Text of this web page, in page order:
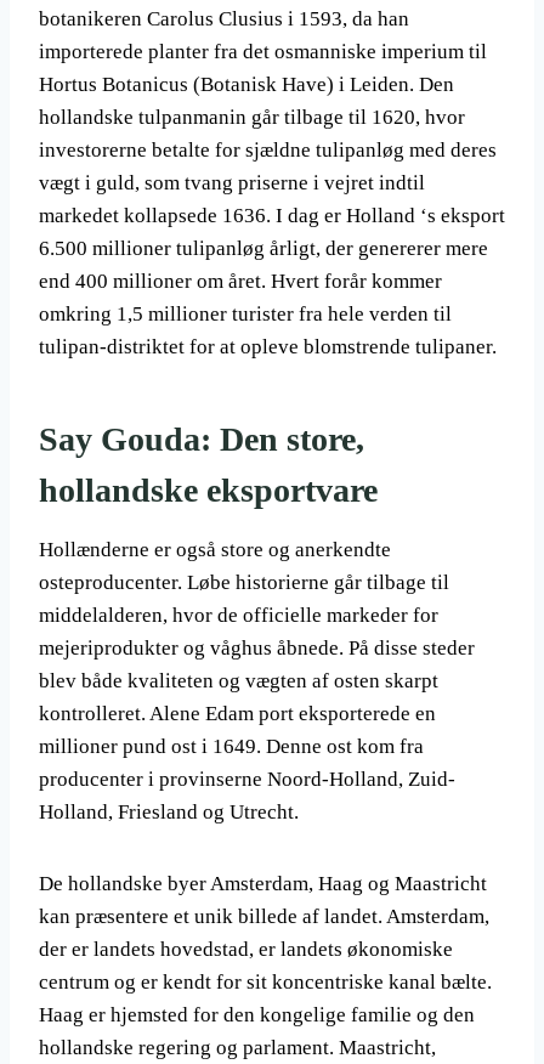
botanikeren Carolus Clusius i 1593, da han
importerede planter fra det osmanniske imperium til
Hortus Botanicus (Botanisk Have) i Leiden. Den
hollandske tulpanmanin går tilbage til 1620, hvor
investorerne betalte for sjældne tulipanløg med deres
vægt i guld, som tvang priserne i vejret indtil
markedet kollapsede 1636. I dag er Holland ‘s eksport
6.500 millioner tulipanløg årligt, der genererer mere
end 400 millioner om året. Hvert forår kommer
omkring 1,5 millioner turister fra hele verden til
tulipan-distriktet for at opleve blomstrende tulipaner.
Say Gouda: Den store,
hollandske eksportvare
Hollænderne er også store og anerkendte
osteproducenter. Løbe historierne går tilbage til
middelalderen, hvor de officielle markeder for
mejeriprodukter og våghus åbnede. På disse steder
blev både kvaliteten og vægten af osten skarpt
kontrolleret. Alene Edam port eksporterede en
millioner pund ost i 1649. Denne ost kom fra
producenter i provinserne Noord-Holland, Zuid-
Holland, Friesland og Utrecht.
De hollandske byer Amsterdam, Haag og Maastricht
kan præsentere et unik billede af landet. Amsterdam,
der er landets hovedstad, er landets økonomiske
centrum og er kendt for sit koncentriske kanal bælte.
Haag er hjemsted for den kongelige familie og den
hollandske regering og parlament. Maastricht,